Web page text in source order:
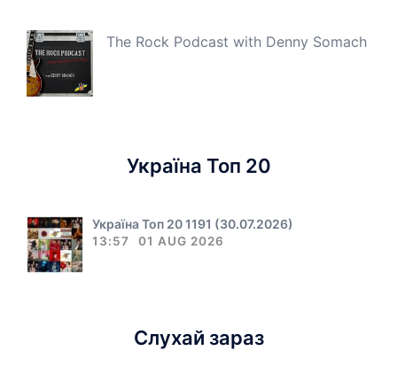
The Rock Podcast with Denny Somach
Україна Топ 20
Україна Топ 20 1191 (30.07.2026)
13:57 01 AUG 2026
Слухай зараз